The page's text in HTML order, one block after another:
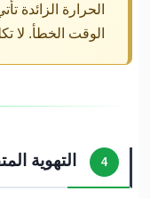
الحرارة الزائدة
الوقت الخطأ. لا
4 التهوية